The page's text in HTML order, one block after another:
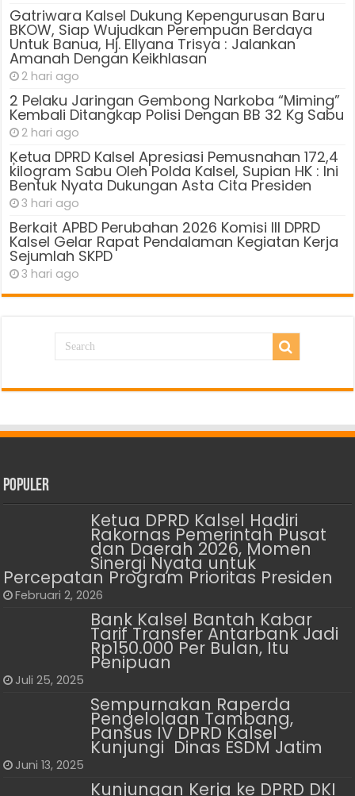
Gatriwara Kalsel Dukung Kepengurusan Baru
BKOW, Siap Wujudkan Perempuan Berdaya
Untuk Banua, Hj. Ellyana Trisya : Jalankan
Amanah Dengan Keikhlasan
2 hari ago
2 Pelaku Jaringan Gembong Narkoba “Miming”
Kembali Ditangkap Polisi Dengan BB 32 Kg Sabu
2 hari ago
Ķetua DPRD Kalsel Apresiasi Pemusnahan 172,4
kilogram Sabu Oleh Polda Kalsel, Supian HK : Ini
Bentuk Nyata Dukungan Asta Cita Presiden
3 hari ago
Berkait APBD Perubahan 2026 Komisi III DPRD
Kalsel Gelar Rapat Pendalaman Kegiatan Kerja
Sejumlah SKPD
3 hari ago
Populer
Ketua DPRD Kalsel Hadiri
Rakornas Pemerintah Pusat
dan Daerah 2026, Momen
Sinergi Nyata untuk
Percepatan Program Prioritas Presiden
Februari 2, 2026
Bank Kalsel Bantah Kabar
Tarif Transfer Antarbank Jadi
Rp150.000 Per Bulan, Itu
Penipuan
Juli 25, 2025
Sempurnakan Raperda
Pengelolaan Tambang,
Pansus IV DPRD Kalsel
Kunjungi Dinas ESDM Jatim
Juni 13, 2025
Kunjungan Kerja ke DPRD DKI